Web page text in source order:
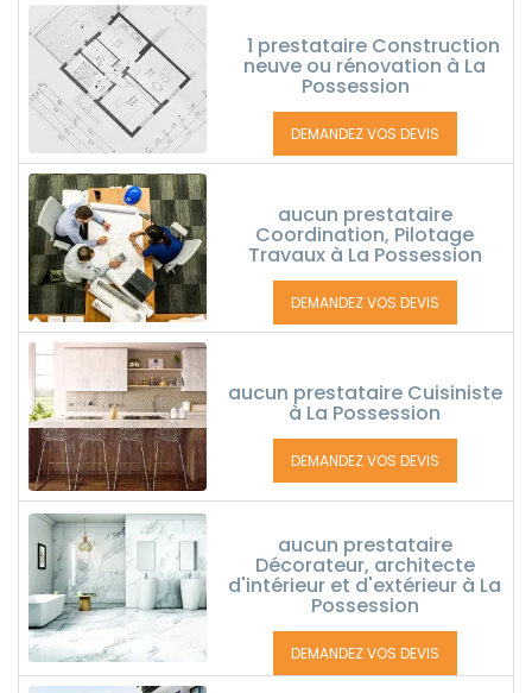
1 prestataire Construction
neuve ou rénovation à La
Possession
DEMANDEZ VOS DEVIS
aucun prestataire
Coordination, Pilotage
Travaux à La Possession
DEMANDEZ VOS DEVIS
aucun prestataire Cuisiniste
à La Possession
DEMANDEZ VOS DEVIS
aucun prestataire
Décorateur, architecte
d'intérieur et d'extérieur à La
Possession
DEMANDEZ VOS DEVIS